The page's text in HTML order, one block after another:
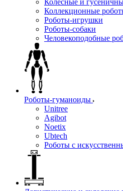
Коллекционные
Роботы-игрушки
Роботы-собаки
Человекоподобные
Роботы-гуманоиды
Unitree
Agibot
Noetix
Ubtech
Роботы с